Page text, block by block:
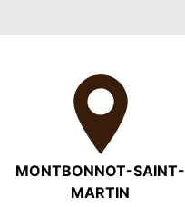
MONTBONNOT-SAINT-
MARTIN